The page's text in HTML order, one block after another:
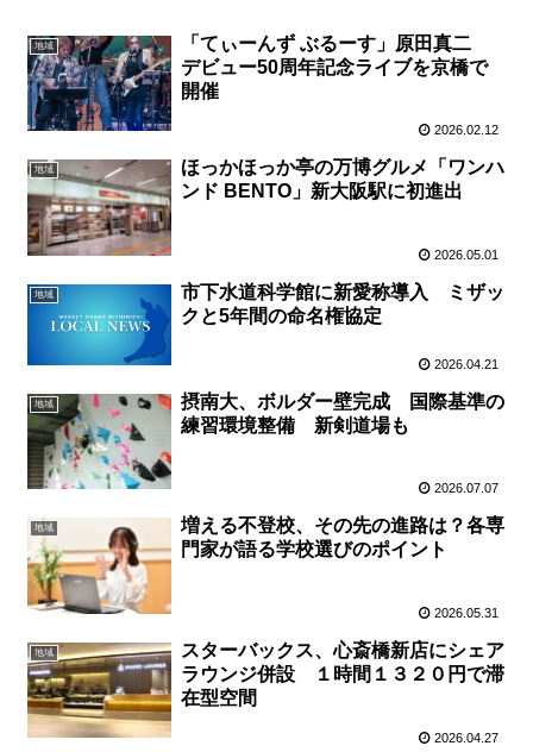
地域
「てぃーんず ぶるーす」原田真二
デビュー50周年記念ライブを京橋で
開催
2026.02.12
地域
ほっかほっか亭の万博グルメ「ワンハ
ンド BENTO」新大阪駅に初進出
2026.05.01
地域
市下水道科学館に新愛称導入 ミザッ
クと5年間の命名権協定
2026.04.21
地域
摂南大、ボルダー壁完成 国際基準の
練習環境整備 新剣道場も
2026.07.07
地域
増える不登校、その先の進路は？各専
門家が語る学校選びのポイント
2026.05.31
地域
スターバックス、心斎橋新店にシェア
ラウンジ併設 １時間１３２０円で滞
在型空間
2026.04.27